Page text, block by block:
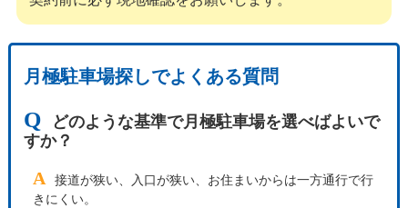
月極駐車場探しでよくある質問
Q
どのような基準で月極駐車場を選べばよいで
すか？
A
接道が狭い、入口が狭い、お住まいからは一方通行で行
きにくい。